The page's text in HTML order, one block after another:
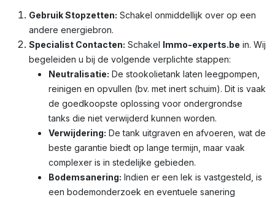
Gebruik Stopzetten: Schakel onmiddellijk over op een
andere energiebron.
Specialist Contacten: Schakel Immo-experts.be in. Wij
begeleiden u bij de volgende verplichte stappen:
Neutralisatie: De stookolietank laten leegpompen,
reinigen en opvullen (bv. met inert schuim). Dit is vaak
de goedkoopste oplossing voor ondergrondse
tanks die niet verwijderd kunnen worden.
Verwijdering: De tank uitgraven en afvoeren, wat de
beste garantie biedt op lange termijn, maar vaak
complexer is in stedelijke gebieden.
Bodemsanering: Indien er een lek is vastgesteld, is
een bodemonderzoek en eventuele sanering